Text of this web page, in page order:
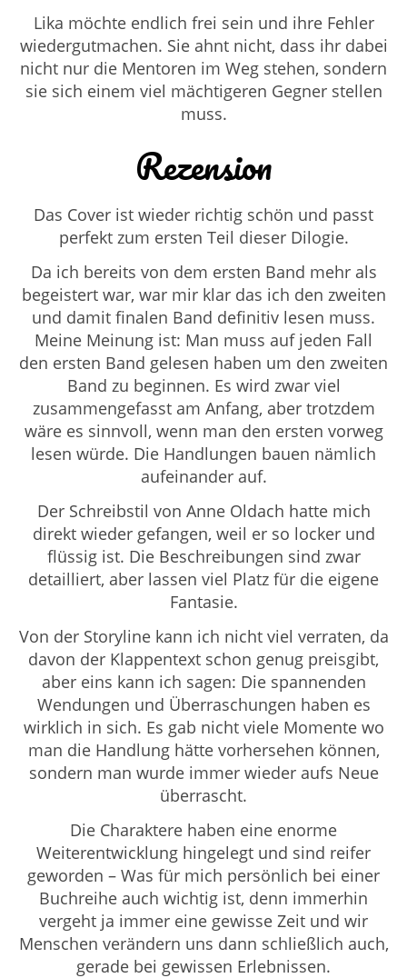
Lika möchte endlich frei sein und ihre Fehler
wiedergutmachen. Sie ahnt nicht, dass ihr dabei
nicht nur die Mentoren im Weg stehen, sondern
sie sich einem viel mächtigeren Gegner stellen
muss.
Rezension
Das Cover ist wieder richtig schön und passt
perfekt zum ersten Teil dieser Dilogie.
Da ich bereits von dem ersten Band mehr als
begeistert war, war mir klar das ich den zweiten
und damit finalen Band definitiv lesen muss.
Meine Meinung ist: Man muss auf jeden Fall
den ersten Band gelesen haben um den zweiten
Band zu beginnen. Es wird zwar viel
zusammengefasst am Anfang, aber trotzdem
wäre es sinnvoll, wenn man den ersten vorweg
lesen würde. Die Handlungen bauen nämlich
aufeinander auf.
Der Schreibstil von Anne Oldach hatte mich
direkt wieder gefangen, weil er so locker und
flüssig ist. Die Beschreibungen sind zwar
detailliert, aber lassen viel Platz für die eigene
Fantasie.
Von der Storyline kann ich nicht viel verraten, da
davon der Klappentext schon genug preisgibt,
aber eins kann ich sagen: Die spannenden
Wendungen und Überraschungen haben es
wirklich in sich. Es gab nicht viele Momente wo
man die Handlung hätte vorhersehen können,
sondern man wurde immer wieder aufs Neue
überrascht.
Die Charaktere haben eine enorme
Weiterentwicklung hingelegt und sind reifer
geworden – Was für mich persönlich bei einer
Buchreihe auch wichtig ist, denn immerhin
vergeht ja immer eine gewisse Zeit und wir
Menschen verändern uns dann schließlich auch,
gerade bei gewissen Erlebnissen.